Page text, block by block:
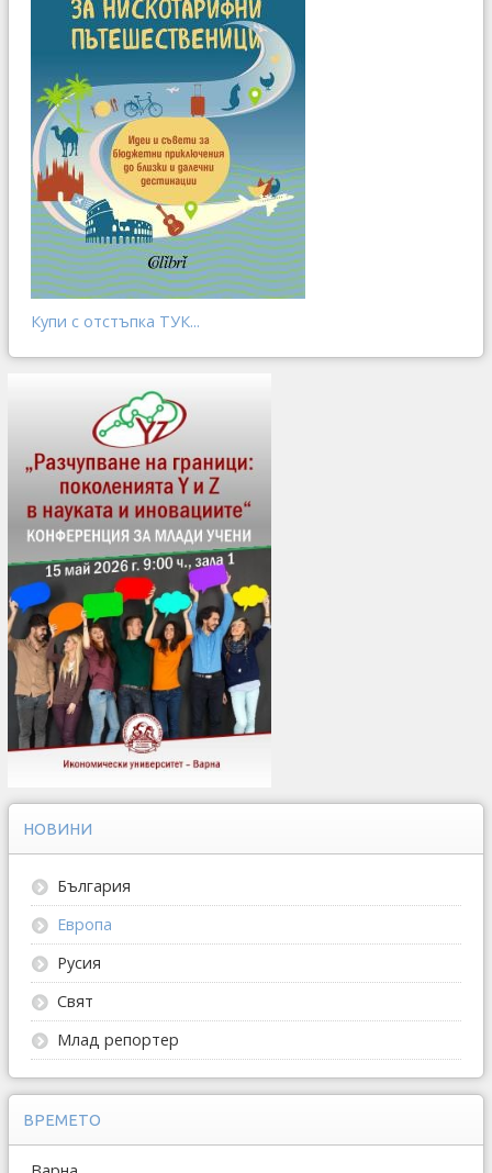
Купи с отстъпка ТУК...
НОВИНИ
България
Европа
Русия
Свят
Млад репортер
ВРЕМЕТО